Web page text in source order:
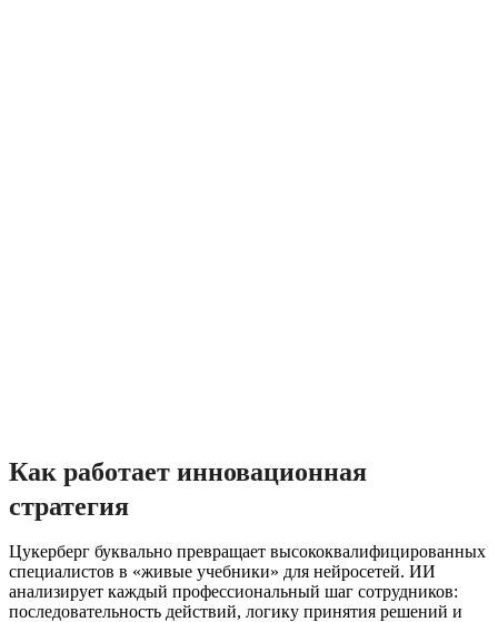
Как работает инновационная
стратегия
Цукерберг буквально превращает высококвалифицированных
специалистов в «живые учебники» для нейросетей. ИИ
анализирует каждый профессиональный шаг сотрудников:
последовательность действий, логику принятия решений и